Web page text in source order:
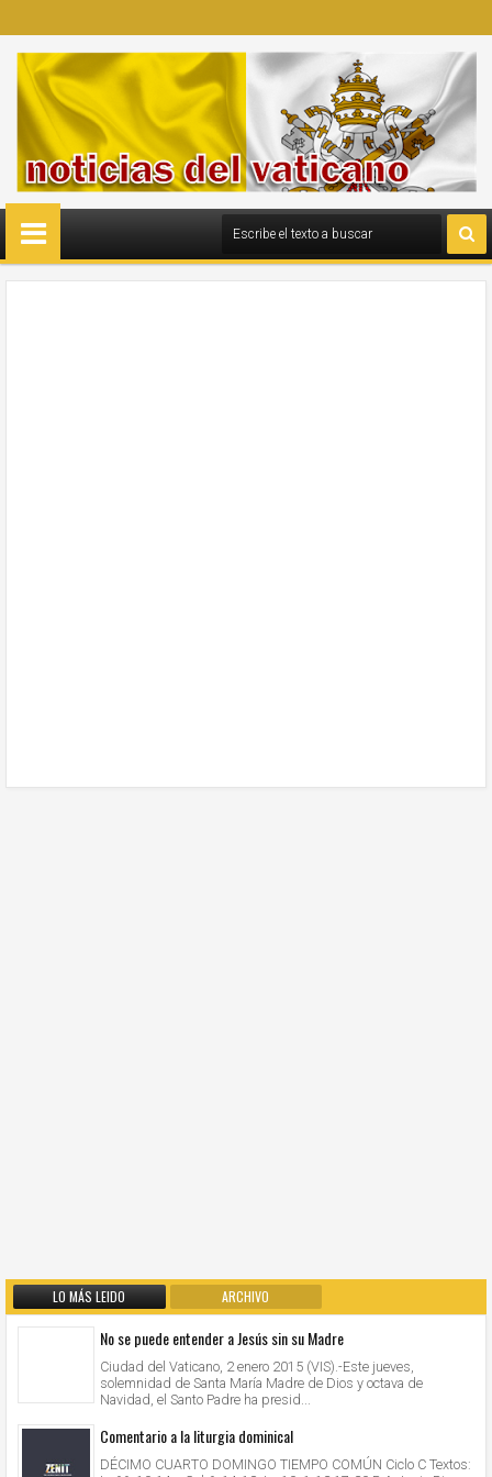
LO MÁS LEIDO ARCHIVO
No se puede entender a Jesús sin su Madre
Ciudad del Vaticano, 2 enero 2015 (VIS).-Este jueves,
solemnidad de Santa María Madre de Dios y octava de
Navidad, el Santo Padre ha presid...
Comentario a la liturgia dominical
DÉCIMO CUARTO DOMINGO TIEMPO COMÚN Ciclo C Textos: